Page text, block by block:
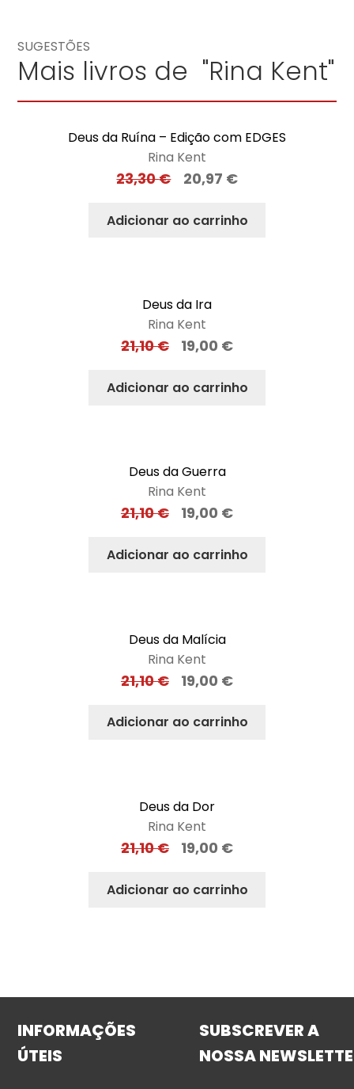
SUGESTÕES
Mais livros de "Rina Kent"
Deus da Ruína – Edição com EDGES
Rina Kent
23,30€ 20,97 €
Adicionar ao carrinho
Deus da Ira
Rina Kent
21,10€ 19,00 €
Adicionar ao carrinho
Deus da Guerra
Rina Kent
21,10€ 19,00 €
Adicionar ao carrinho
Deus da Malícia
Rina Kent
21,10€ 19,00 €
Adicionar ao carrinho
Deus da Dor
Rina Kent
21,10€ 19,00 €
Adicionar ao carrinho
INFORMAÇÕES
ÚTEIS
SUBSCREVER A
NOSSA